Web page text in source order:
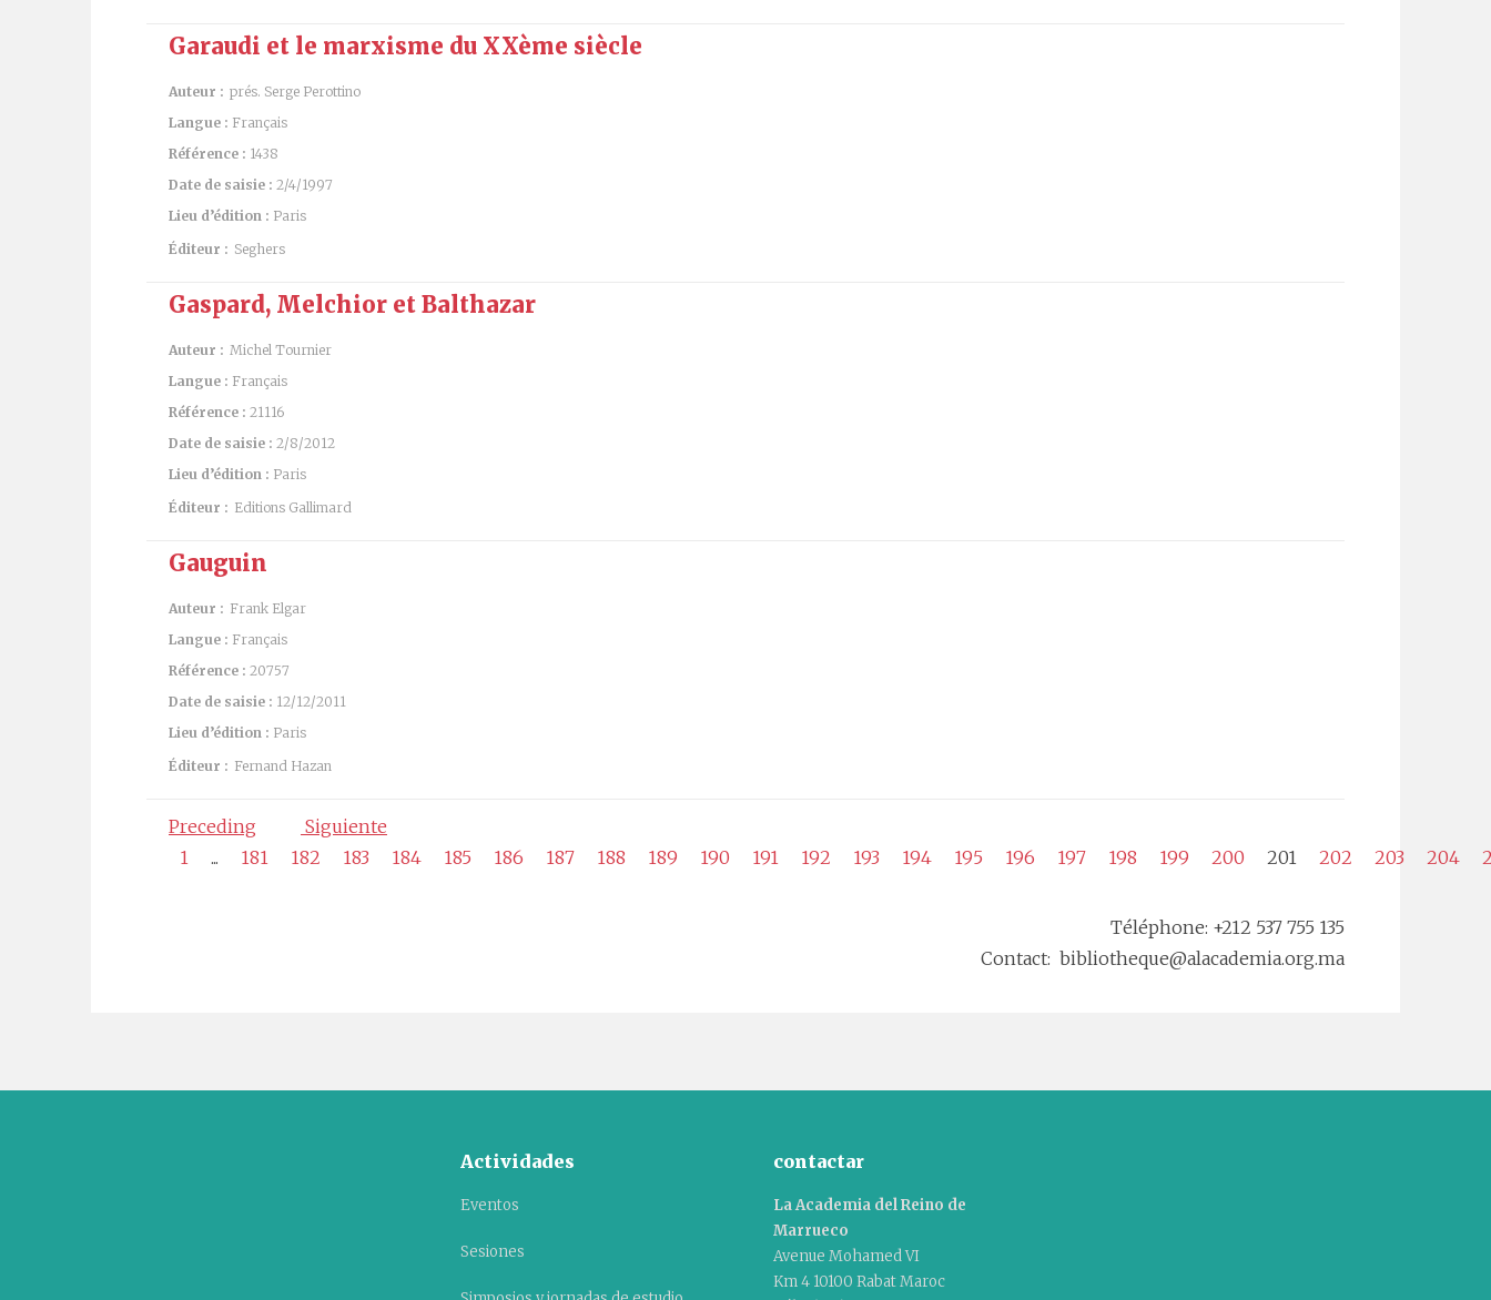
Garaudi et le marxisme du XXème siècle
Auteur : prés. Serge Perottino
Langue : Français
Référence : 1438
Date de saisie : 2/4/1997
Lieu d’édition : Paris
Éditeur : Seghers
Gaspard, Melchior et Balthazar
Auteur : Michel Tournier
Langue : Français
Référence : 21116
Date de saisie : 2/8/2012
Lieu d’édition : Paris
Éditeur : Editions Gallimard
Gauguin
Auteur : Frank Elgar
Langue : Français
Référence : 20757
Date de saisie : 12/12/2011
Lieu d’édition : Paris
Éditeur : Fernand Hazan
Preceding
Siguiente
1
... 181 182 183 184 185 186 187 188 189 190 191 192 193 194 195 196 197 198 199 200 201 202 203 204
Téléphone: +212 537 755 135
Contact: bibliotheque@alacademia.org.ma
Actividades
Eventos
Sesiones
contactar
La Academia del Reino de
Marrueco
Avenue Mohamed VI
Km 4 10100 Rabat Maroc